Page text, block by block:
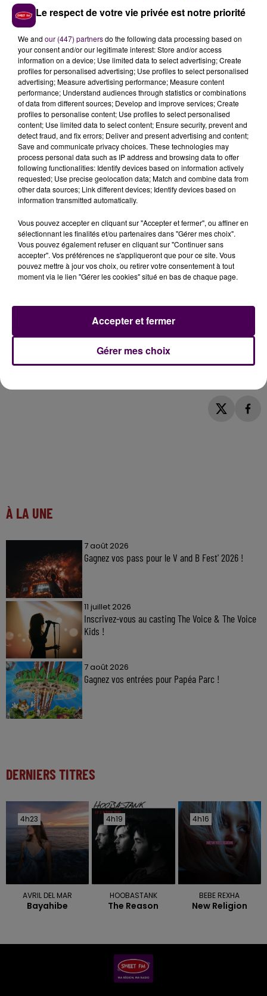
LES VARIANTS PROGRESSENT
Car les chiffres sont têtus, on n’en a pas fini avec le
Covid-19... Selon les dernières données livrées par
l’Agence régionale de Santé,les différents"variants"
de la souche originelle du virus représentent
aujourd’hui près de 33% des cas de la maladie
enregistrés en Sarthe. Et même 53% si on élargit
l’observation à l’ensemble du territoire des Pays-de-
la-Loire :"Ils sont donc devenus majoritaires"souligne
Stephan Domingo, directeur territorial de l’ARS, qui
appelle à ne surtout pas relâcher la vigilance
s’agissant des gestes barrières.
10% DES SARTHOIS DE 75 ANS ET PLUS
La vaccination va bon train dans le département :
trois nouveaux centres dédiés doivent prochainement
ouvrir, le 8 mars à Beaumont-sur-Sarthe, le 15 mars à
La Ferté-Bernard et le 16 mars à Sablé-sur-Sarthe. Ce
qui fera, à ce stade, une douzaine de lieux
Sarthois âgés de 75 ans ou plus, 22% avaient reçu
une première injectionet 10% en étaient à deux. C’est
le serum développé par les laboratoires Pfizer-
BioNTech qui est administré dans 95% des cas.
À LA UNE
7 août 2026
Gagnez vos pass pour le V and B Fest' 2026 !
11 juillet 2026
Inscrivez-vous au casting The Voice & The Voice
Kids !
7 août 2026
Gagnez vos entrées pour Papéa Parc !
DERNIERS TITRES
4h23
4h23
AVRIL DEL MAR
Bayahibe
4h19
4h19
HOOBASTANK
The Reason
4h16
4h16
BEBE REXHA
New Religion
Le respect de votre vie privée est notre priorité
We and our (447) partnersdo the following data processing based on
your consent and/or our legitimate interest: Store and/or access
information on a device; Use limited data to select advertising; Create
profiles for personalised advertising; Use profiles to select personalised
advertising; Measure advertising performance; Measure content
performance; Understand audiences through statistics or combinations
of data from different sources; Develop and improve services; Create
profiles to personalise content; Use profiles to select personalised
content; Use limited data to select content; Ensure security, prevent and
detect fraud, and fix errors; Deliver and present advertising and content;
Save and communicate privacy choices. These technologies may
process personal data such as IP address and browsing data to offer
following functionalities: Identify devices based on information actively
requested; Use precise geolocation data; Match and combine data from
other data sources; Link different devices; Identify devices based on
information transmitted automatically.
Vous pouvez accepter en cliquant sur "Accepter et fermer", ou affiner en
sélectionnant les finalités et/ou partenaires dans "Gérer mes choix".
Vous pouvez également refuser en cliquant sur "Continuer sans
accepter". Vos préférences ne s'appliqueront que pour ce site. Vous
pouvez mettre à jour vos choix, ou retirer votre consentement à tout
moment via le lien "Gérer les cookies" situé en bas de chaque page.
Gérer mes choix
Accepter et fermer